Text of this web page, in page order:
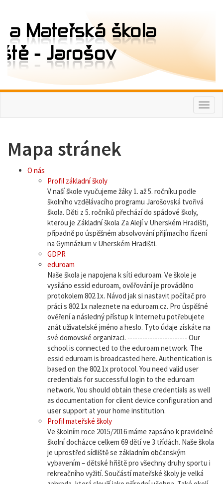
Mapa stránek
O nás
Profil základní školy
V naší škole vyučujeme žáky 1. až 5. ročníku podle
školního vzdělávacího programu Jarošovská tvořivá
škola. Děti z 5. ročníků přechází do spádové školy,
kterou je Základní škola Za Alejí v Uherském Hradišti,
případně po úspěšném absolvování přijímacího řízení
na Gymnázium v Uherském Hradišti.
GDPR
eduroam
Naše škola je napojena k síti eduroam. Ve škole je
vysíláno essid eduroam, ověřování je prováděno
protokolem 802.1x. Návod jak si nastavit počítač pro
práci s 802.1x naleznete na eduroam.cz. Pro úspěšné
ověření a následný přístup k Internetu potřebujete
znát uživatelské jméno a heslo. Tyto údaje získáte na
své domovské organizaci. ------------------------ Our
school is connected to the eduroam network. The
essid eduroam is broadcasted here. Authentication is
based on the 802.1x protocol. You need valid user
credentials for successful login to the eduroam
network. You should obtain these credentials as well
as documentation for client device configuration and
user support at your home institution.
Profil mateřské školy
Ve školním roce 2015/2016 máme zapsáno k pravidelné
školní docházce celkem 69 dětí ve 3 třídách. Naše škola
je uprostřed sídliště se základním občanským
vybavením – dětské hřiště pro všechny druhy sportu i
rekreačního vyžití. Součástí mateřské školy je velká